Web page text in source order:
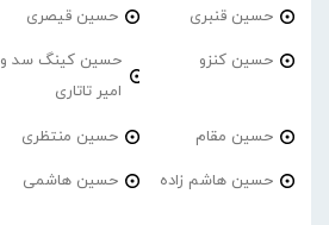
حسین قنبری حسین قیصری
حسین کنزو
حسین کینگ سد و
امیر تاتاری
حسین مقام حسین منتظری
حسین هاشم زاده حسین هاشمی